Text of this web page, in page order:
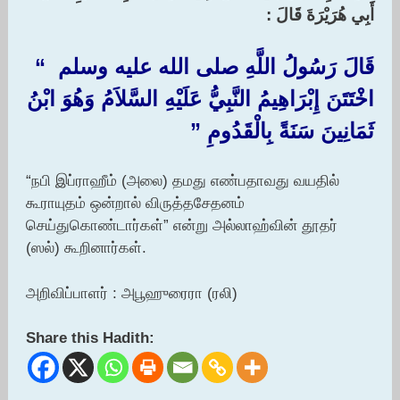
أَبِي هُرَيْرَةَ قَالَ :‏
قَالَ رَسُولُ اللَّهِ صلى الله عليه وسلم ‏ “‏
اخْتَتَنَ إِبْرَاهِيمُ النَّبِيُّ عَلَيْهِ السَّلاَمُ وَهُوَ ابْنُ
ثَمَانِينَ سَنَةً بِالْقَدُومِ ‏”‏ ‏
“நபி இப்ராஹீம் (அலை) தமது எண்பதாவது வயதில்
கூராயுதம் ஒன்றால் விருத்தசேதனம்
செய்துகொண்டார்கள்” என்று அல்லாஹ்வின் தூதர்
(ஸல்) கூறினார்கள்.
அறிவிப்பாளர் : அபூஹுரைரா (ரலி)
Share this Hadith: